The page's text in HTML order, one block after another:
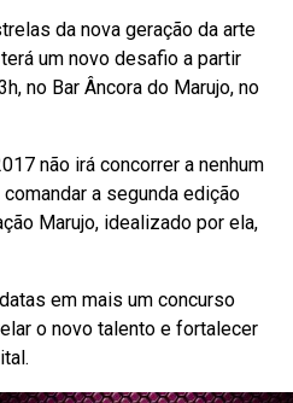
da nova geração da arte
um novo desafio a partir
no Bar Âncora do Marujo, no
não irá concorrer a nenhum
a segunda edição
Marujo, idealizado por ela,
em mais um concurso
o novo talento e fortalecer